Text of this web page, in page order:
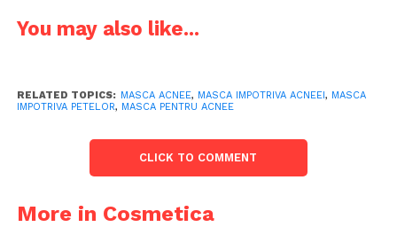
You may also like...
RELATED TOPICS: MASCA ACNEE, MASCA IMPOTRIVA ACNEEI, MASCA
IMPOTRIVA PETELOR, MASCA PENTRU ACNEE
CLICK TO COMMENT
More in Cosmetica